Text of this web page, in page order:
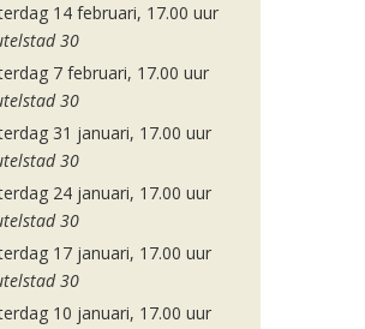
14 februari, 17.00 uur
30
7 februari, 17.00 uur
30
31 januari, 17.00 uur
30
24 januari, 17.00 uur
30
17 januari, 17.00 uur
30
10 januari, 17.00 uur